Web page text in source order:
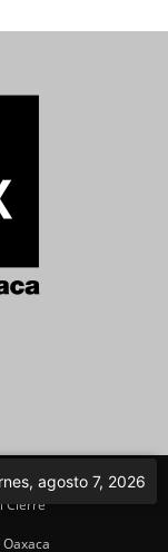
Imagen
Cierre
agosto 7, 2026